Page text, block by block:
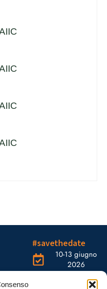
#savethedate
10-13 giugno
2026
OGR Torino